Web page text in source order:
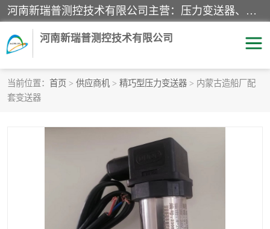
河南新瑞普测控技术有限公司主营：压力变送器、液位变送器、差压变送器、雷达料位计、电容物位计、温度显示控制仪表、电量变送器、流量计、工业自动化系统成套设备。
河南新瑞普测控技术有限公司
当前位置： 首页 > 供应商机 > 精巧型压力变送器 > 内蒙古造船厂配
套变送器
霍尼韦尔压力变送器
雷达料位计
标准型工业压力变送器 罐旁显示仪
温度传感器变送器